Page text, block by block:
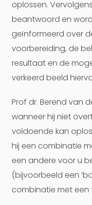
oplossen.
beantwoord en
geïnformeerd over
voorbereiding, de
resultaat en de
verkeerd beeld
Prof dr. Berend van
wanneer hij niet
voldoende kan
hij een combinatie
een andere voor u
(bijvoorbeeld een
combinatie met een